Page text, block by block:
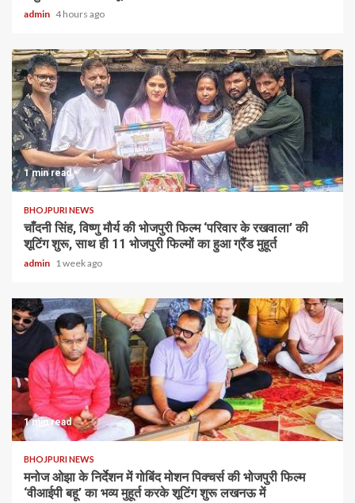
admin 4 hours ago
1 min read
BHOJPURI NEWS
चाँदनी सिंह, विष्णु मौर्य की भोजपुरी फिल्म ‘परिवार के रखवाला’ की
शूटिंग शुरू, साथ ही 11 भोजपुरी फिल्मों का हुआ ग्रैंड मुहूर्त
admin 1 week ago
1 min read
BHOJPURI NEWS
मनोज ओझा के निर्देशन में गोबिंद मोशन पिक्चर्स की भोजपुरी फिल्म
‘वीआईपी बहू’ का भव्य मुहूर्त करके शूटिंग शुरू लखनऊ में